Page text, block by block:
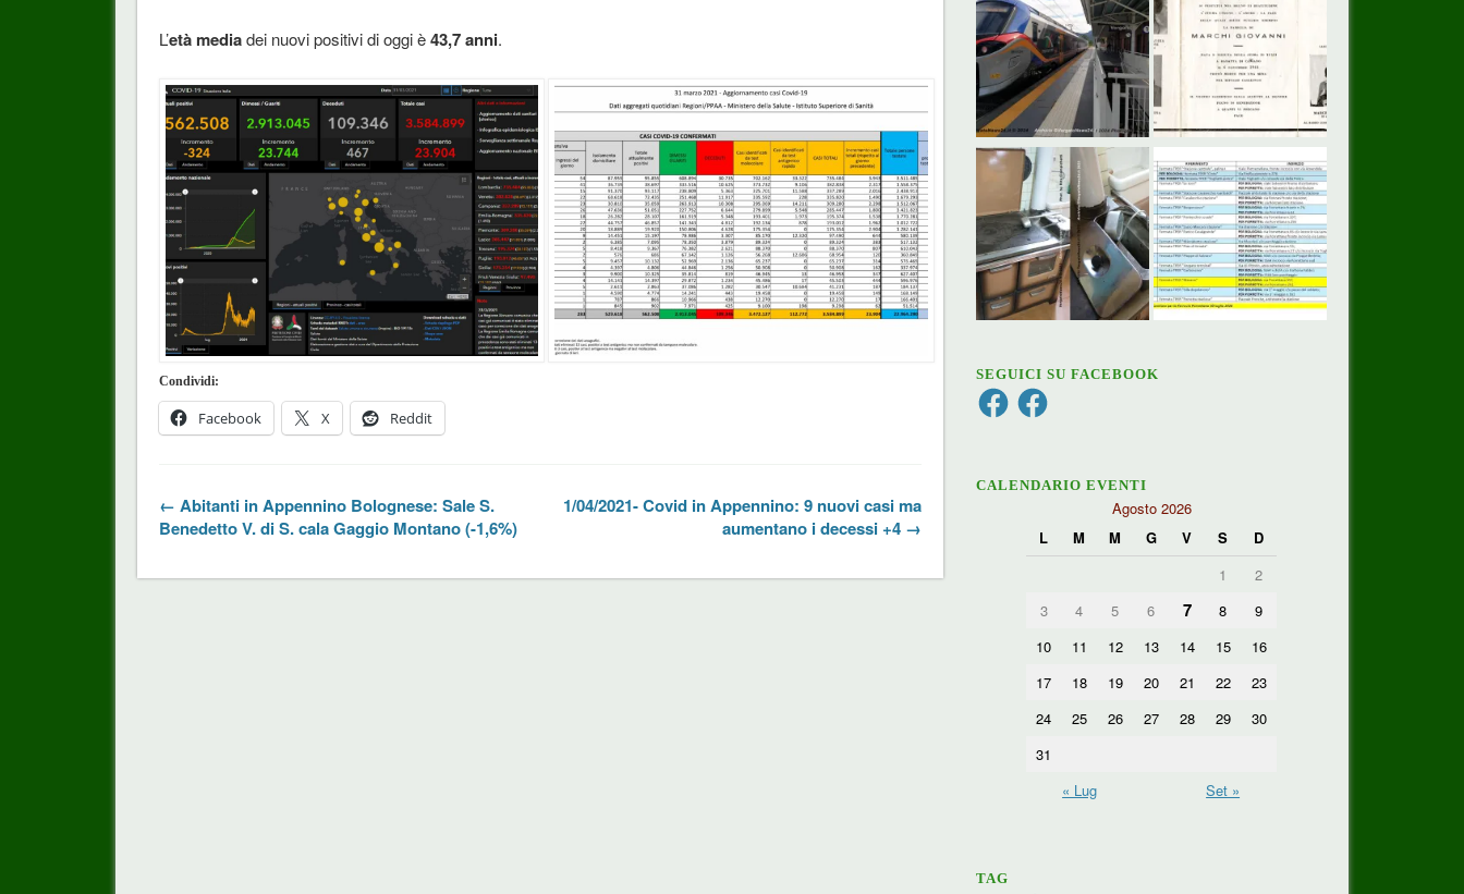
L’età mediadei nuovi positivi di oggi è43,7 anni.
Condividi:
Facebook X Reddit
← Abitanti in Appennino Bolognese: Sale S.
Benedetto V. di S. cala Gaggio Montano (-1,6%)
1/04/2021- Covid in Appennino: 9 nuovi casi ma
aumentano i decessi +4 →
SEGUICI SU FACEBOOK
FacebookFacebook
CALENDARIO EVENTI
Agosto 2026
L
M M G V S
D
1
2
3
4 5 6 7 8
9
10
11 12 13 14 15
16
17
18 19 20 21 22
23
24
25 26 27 28 29
30
31
« Lug
Set »
TAG